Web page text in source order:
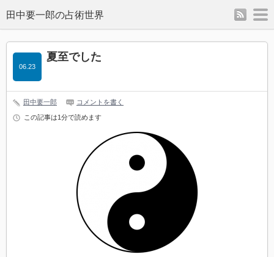
rss
夏至でした
06.23
田中要一郎 コメントを書く
この記事は1分で読めます